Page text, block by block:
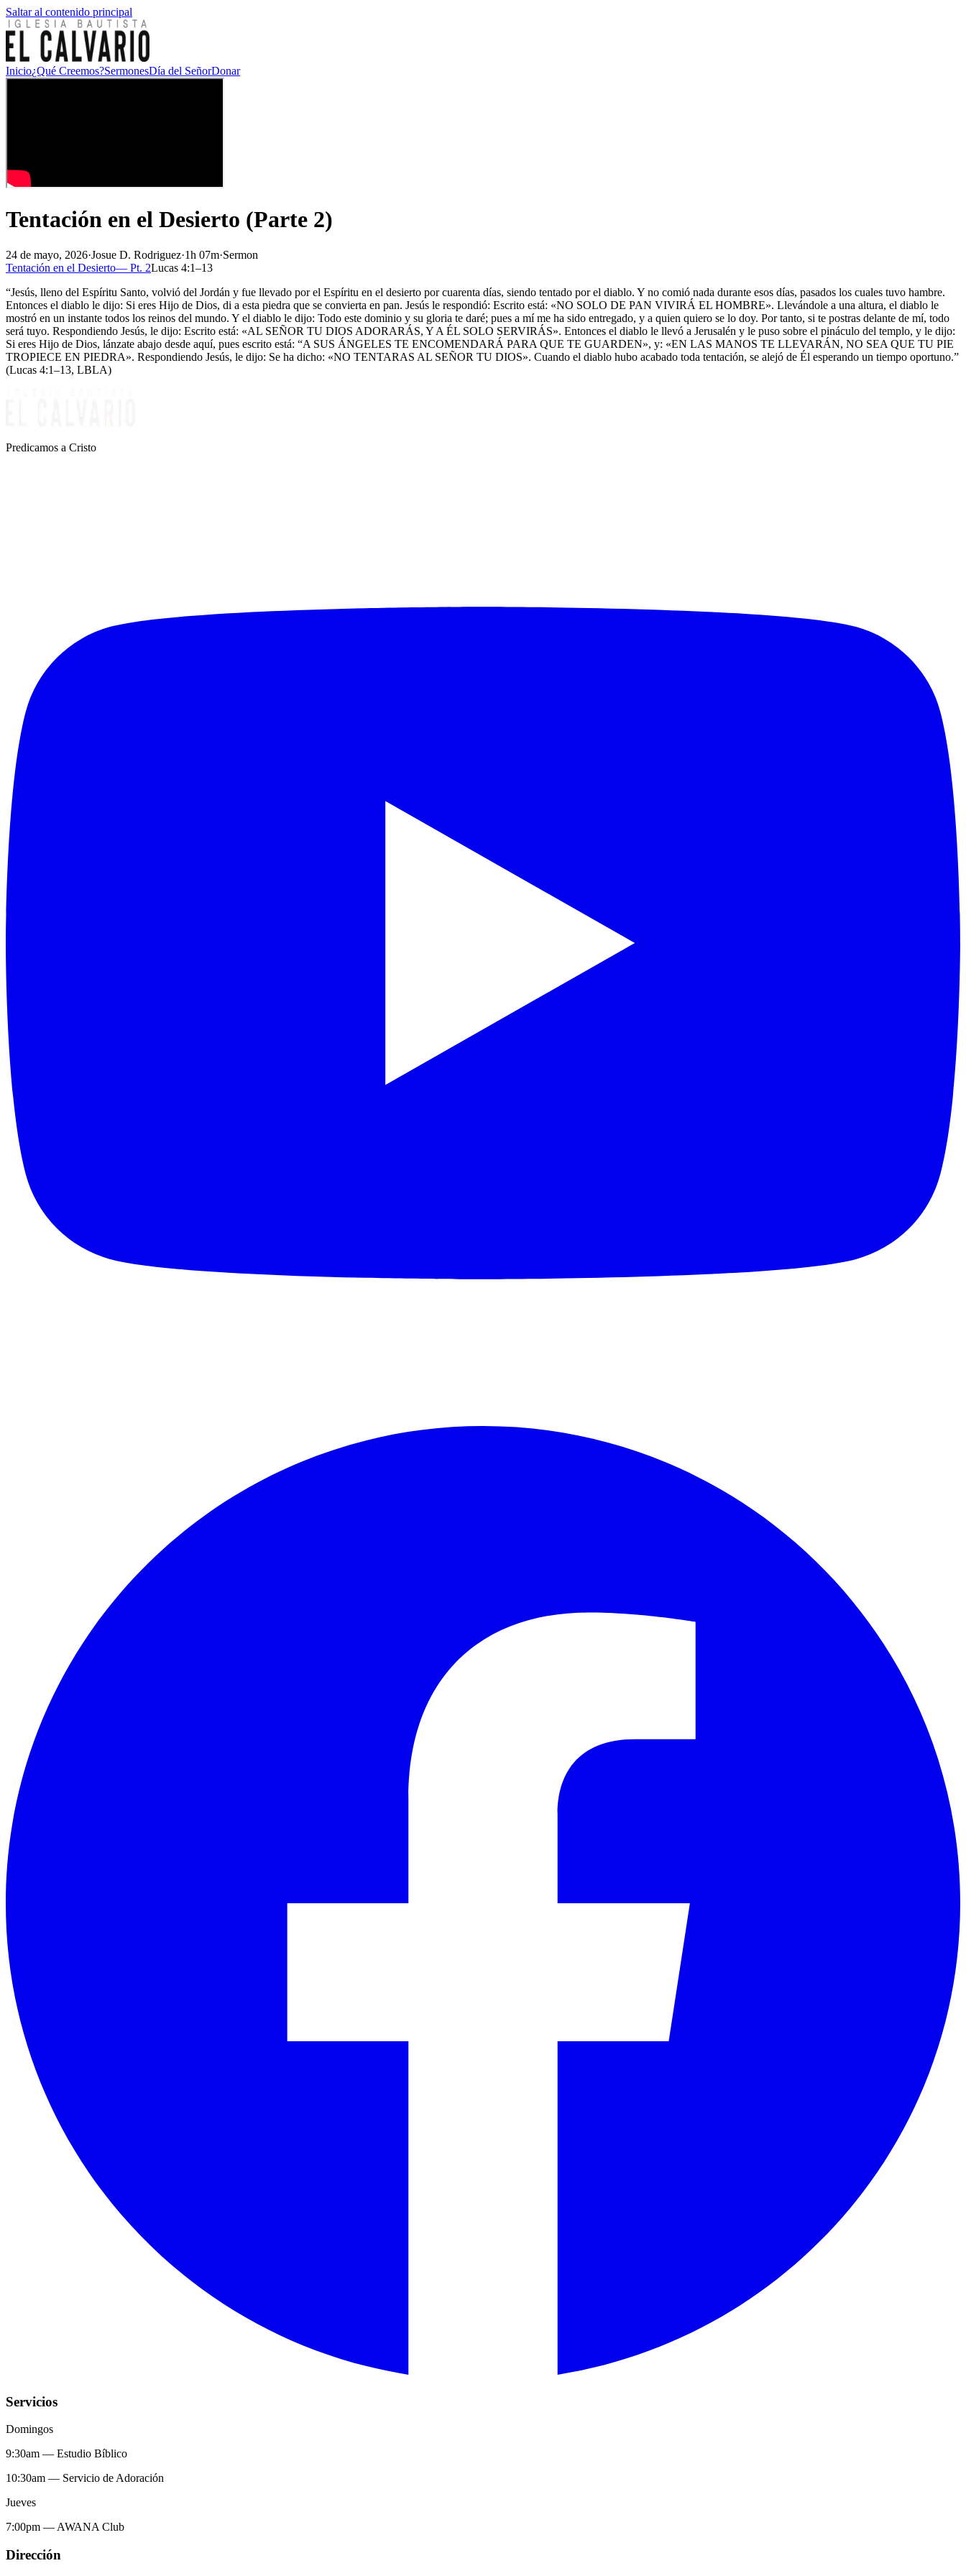
Saltar al contenido principal
Inicio¿Qué Creemos?SermonesDía del SeñorDonar
Tentación en el Desierto (Parte 2)
24 de mayo, 2026·Josue D. Rodriguez·1h 07m·Sermon
Tentación en el Desierto— Pt. 2Lucas 4:1–13
“Jesús, lleno del Espíritu Santo, volvió del Jordán y fue llevado por el Espíritu en el desierto por cuarenta días, siendo tentado por el diablo. Y no comió nada durante esos días, pasados los cuales tuvo hambre.
Entonces el diablo le dijo: Si eres Hijo de Dios, di a esta piedra que se convierta en pan. Jesús le respondió: Escrito está: «NO SOLO DE PAN VIVIRÁ EL HOMBRE». Llevándole a una altura, el diablo le
mostró en un instante todos los reinos del mundo. Y el diablo le dijo: Todo este dominio y su gloria te daré; pues a mí me ha sido entregado, y a quien quiero se lo doy. Por tanto, si te postras delante de mí, todo
será tuyo. Respondiendo Jesús, le dijo: Escrito está: «AL SEÑOR TU DIOS ADORARÁS, Y A ÉL SOLO SERVIRÁS». Entonces el diablo le llevó a Jerusalén y le puso sobre el pináculo del templo, y le dijo:
Si eres Hijo de Dios, lánzate abajo desde aquí, pues escrito está: “A SUS ÁNGELES TE ENCOMENDARÁ PARA QUE TE GUARDEN», y: «EN LAS MANOS TE LLEVARÁN, NO SEA QUE TU PIE
TROPIECE EN PIEDRA». Respondiendo Jesús, le dijo: Se ha dicho: «NO TENTARAS AL SEÑOR TU DIOS». Cuando el diablo hubo acabado toda tentación, se alejó de Él esperando un tiempo oportuno.”
(Lucas 4:1–13, LBLA)
Predicamos a Cristo
Servicios
Domingos
9:30am — Estudio Bíblico
10:30am — Servicio de Adoración
Jueves
7:00pm — AWANA Club
Dirección